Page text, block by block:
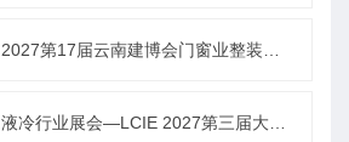
2027第17届云南建博会门窗业整装定制智能家居卫浴建材展会
液冷行业展会—LCIE 2027第三届大湾区国际液冷产业大会暨展览会（深圳）